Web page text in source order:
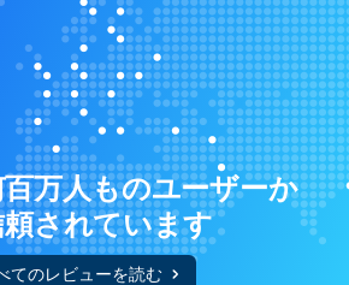
万人ものユーザーか
頼されています
てのレビューを読む